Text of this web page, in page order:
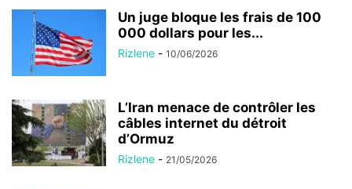
Un juge bloque les frais de 100
000 dollars pour les...
Rizlene - 10/06/2026
L’Iran menace de contrôler les
câbles internet du détroit
d’Ormuz
Rizlene - 21/05/2026